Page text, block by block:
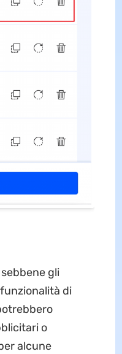
gli
di
o
alcune